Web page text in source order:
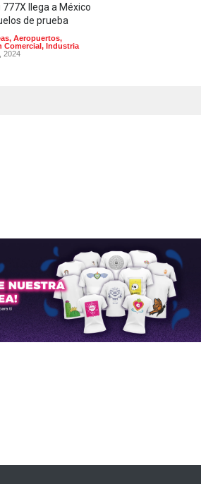
777X llega a México
de prueba
, Aeropuertos,
Comercial, Industria
2024
inaugura una